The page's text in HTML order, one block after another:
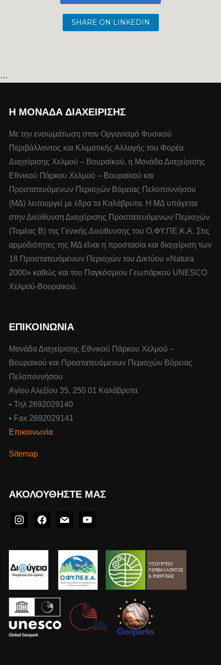
SHARE ON LINKEDIN
…
Η ΜΟΝΆΔΑ ΔΙΑΧΕΊΡΙΣΗΣ
Με την ενσωμάτωση στον Οργανισμό Φυσικού
Περιβάλλοντος και Κλιματικής Αλλαγής του Φορέα
Διαχείρισης Χελμού – Βουραϊκού, η Μονάδα Διαχείρισης
Εθνικού Πάρκου Χελμού – Βουραϊκού και
Προστατευόμενων Περιοχών Βόρειας Πελοποννήσου
(ΜΔ) λειτουργεί με έδρα τα Καλάβρυτα. Η ΜΔ υπάγεται
στην Διεύθυνση Διαχείρισης Προστατευόμενων Περιοχών
(Τομέας Β) της Γενικής Διεύθυνσης του Ο.ΦΥ.ΠΕ.Κ.Α. Στις
αρμοδιότητες της ΜΔ είναι η προστασία και διαχείριση των
18 Προστατευόμενων Περιοχών του Δικτύου «Natura
2000» καθώς και του Παγκόσμιου Γεωπάρκου UNESCO
Χελμού-Βουραϊκού.
ΕΠΙΚΟΙΝΩΝΙΑ
Μονάδα Διαχείρισης Εθνικού Πάρκου Χελμού –
Βουραϊκού και Προστατευόμενων Περιοχών Βόρειας
Πελοποννήσου
Αγίου Αλεξίου 35, 250 01 Καλάβρυτα
• Τηλ 2692029140
• Fax 2692029141
Επικοινωνία
Sitemap
ΑΚΟΛΟΥΘΉΣΤΕ ΜΑΣ